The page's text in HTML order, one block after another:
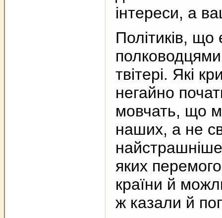
інтереси, а
Політиків, що
твітері. Які
негайно
мовчать, що
наших, а не
яких
країни й
ж казали й